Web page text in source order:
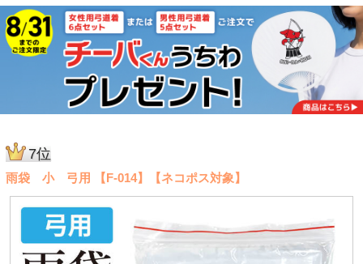
7位
雨袋 小 弓用 【F-014】【ネコポス対象】